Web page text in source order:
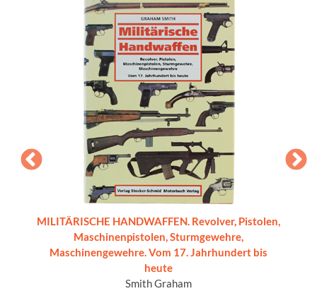
MILITÄRISCHE HANDWAFFEN. Revolver, Pistolen,
Maschinenpistolen, Sturmgewehre,
Maschinengewehre. Vom 17. Jahrhundert bis
heute
Smith Graham